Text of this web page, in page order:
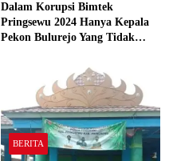
Dalam Korupsi Bimtek
Pringsewu 2024 Hanya Kepala
Pekon Bulurejo Yang Tidak
BERITA